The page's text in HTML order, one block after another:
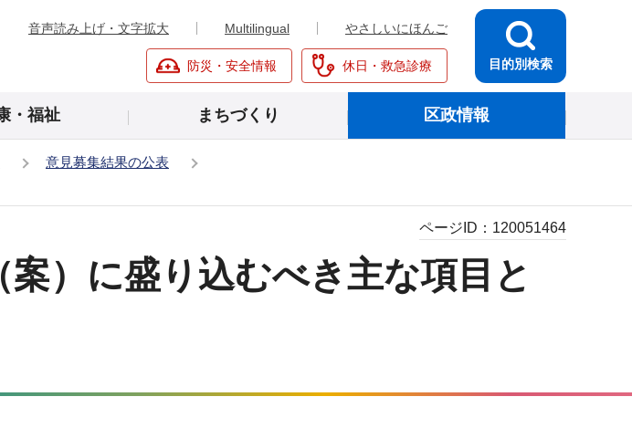
音声読み上げ・文字拡大 Multilingual やさしいにほんご
防災・安全情報 休日・救急診療 目的別検索
・福祉 まちづくり 区政情報
意見募集結果の公表
案）に盛り込むべき主な項目と
ページID： 120051464